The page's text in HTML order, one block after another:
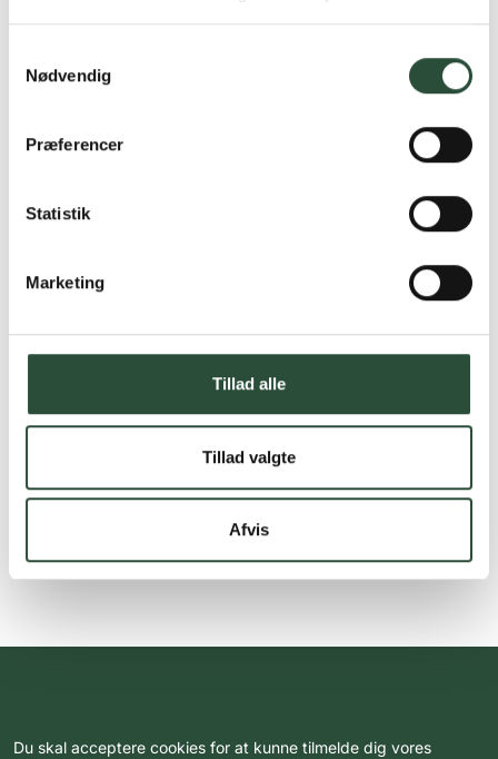
Nødvendig
Præferencer
Statistik
Marketing
Tillad alle
Tillad valgte
Afvis
produkter – altid til fast lav pris.
Læs mere om Uglecare.dk her
Du skal acceptere cookies for at kunne tilmelde dig vores